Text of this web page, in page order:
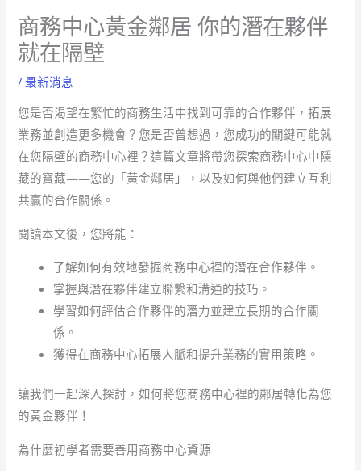
商務中心黃金鄰居 你的潛在夥伴
就在隔壁
/最新消息
您是否渴望在繁忙的商務生活中找到可靠的合作夥伴，拓展
業務並創造更多機會？您是否曾想過，您成功的關鍵可能就
在您隔壁的商務中心裡？這篇文章將帶您探索商務中心中隱
藏的寶藏——您的「黃金鄰居」，以及如何與他們建立互利
共贏的合作關係。
閱讀本文後，您將能：
了解如何有效地發掘商務中心裡的潛在合作夥伴。
掌握與潛在夥伴建立聯繫和溝通的技巧。
學習如何評估合作夥伴的潛力並建立長期的合作關
係。
獲得在商務中心拓展人脈和提升業務的實用策略。
讓我們一起深入探討，如何將您商務中心裡的鄰居轉化為您
的黃金夥伴！
為什麼初學者需要善用商務中心資源